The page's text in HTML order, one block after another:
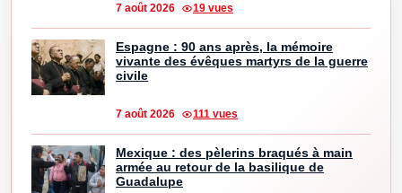
7 août 2026 19 vues
Espagne : 90 ans après, la mémoire
vivante des évêques martyrs de la guerre
civile
7 août 2026 111 vues
Mexique : des pèlerins braqués à main
armée au retour de la basilique de
Guadalupe